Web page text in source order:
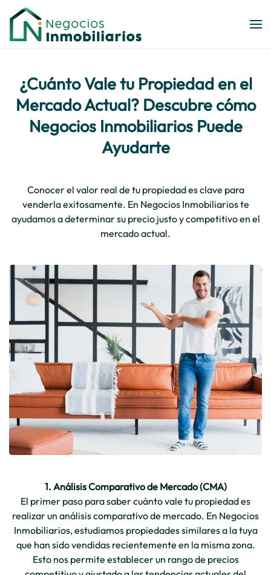
Skip to main content
¿Cuánto Vale tu Propiedad en el
Mercado Actual? Descubre cómo
Negocios Inmobiliarios Puede
Ayudarte
Conocer el valor real de tu propiedad es clave para
venderla exitosamente. En Negocios Inmobiliarios te
ayudamos a determinar su precio justo y competitivo en el
mercado actual.
1. Análisis Comparativo de Mercado (CMA)
El primer paso para saber cuánto vale tu propiedad es
realizar un análisis comparativo de mercado. En Negocios
Inmobiliarios, estudiamos propiedades similares a la tuya
que han sido vendidas recientemente en la misma zona.
Esto nos permite establecer un rango de precios